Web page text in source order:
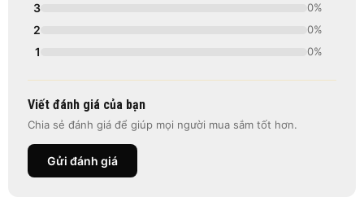
3 0%
2 0%
1 0%
Viết đánh giá của bạn
Chia sẻ đánh giá để giúp mọi người mua sắm tốt hơn.
Gửi đánh giá